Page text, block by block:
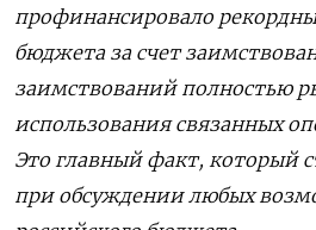
профинансировало
бюджета за счет
заимствований полностью
использования связанных
Это главный факт, который
при обсуждении любых